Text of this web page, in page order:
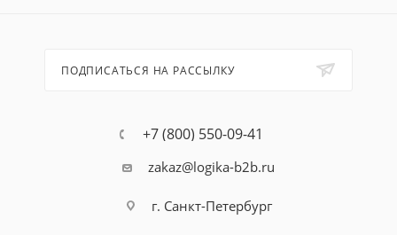
ПОДПИСАТЬСЯ НА РАССЫЛКУ
+7 (800) 550-09-41
zakaz@logika-b2b.ru
г. Санкт-Петербург